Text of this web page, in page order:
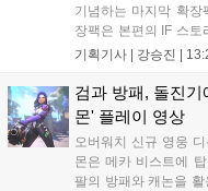
기념하는 마지막 확장
장팩은 본편의 IF 스
규 참전작과 크로스오
하는 몰입감 있는 서
새로운 가능성을 제시했
기획기사 | 강승진 |
검과 방패, 돌진
몬' 플레이 영상
오버워치 신규 영웅
몬은 메카 비스트에
팔의 방패와 캐논을